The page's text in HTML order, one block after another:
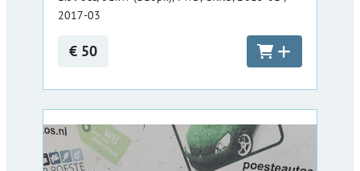
2017-03
€ 50